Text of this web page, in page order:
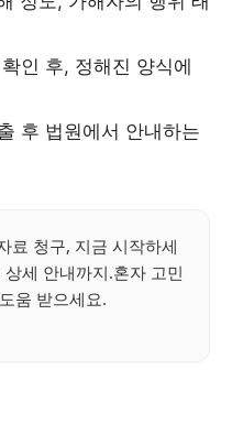
인 후, 정해진 양식에
후 법원에서 안내하는
료 청구, 지금 시작하세
세 안내까지.혼자 고민
움 받으세요.